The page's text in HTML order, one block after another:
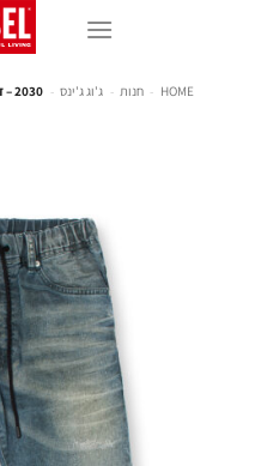
HOME
- חנות - ג'וג ג'ינס - 2030 – די קרולי ג׳וג ג׳ינס בגזרה רגילה – כחול בינוני